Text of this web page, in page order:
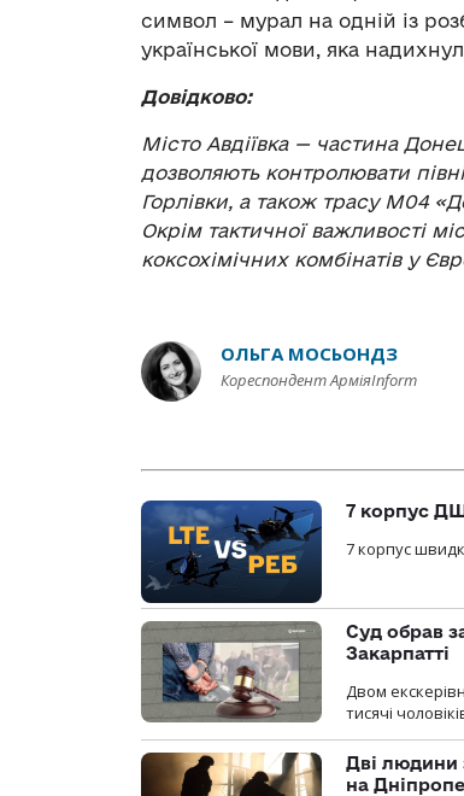
символ – мурал на одній із
української мови, яка
Довідково:
Місто Авдіївка — частина
дозволяють контролювати
Горлівки, а також трасу М04
Окрім тактичної важливості
коксохімічних комбінатів у
ОЛЬГА МОСЬОНДЗ
Кореспондент АрміяInform
7 корпус
7 корпус
Суд обрав
Закарпатті
Двом
тисячі
Дві людини
на